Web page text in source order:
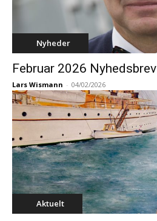
Nyheder
Februar 2026 Nyhedsbrev
Lars Wismann - 04/02/2026
Aktuelt